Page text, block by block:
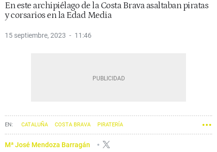
En este archipiélago de la Costa Brava asaltaban piratas
y corsarios en la Edad Media
15 septiembre, 2023 11:46
CATALUÑA COSTA BRAVA PIRATERÍA
Mª José Mendoza Barragán